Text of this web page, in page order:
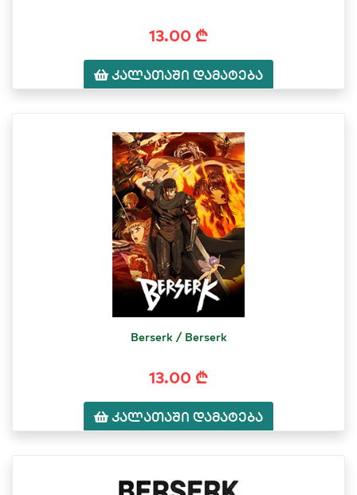
13.00 ₾
კალათაში დამატება
Berserk / Berserk
13.00 ₾
კალათაში დამატება